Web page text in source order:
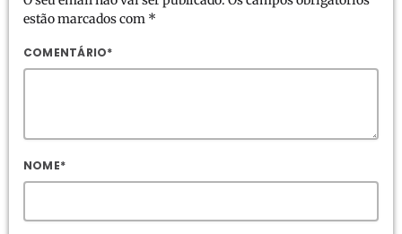
estão marcados com *
COMENTÁRIO*
NOME*